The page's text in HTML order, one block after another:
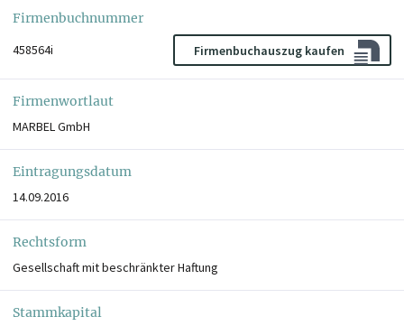
Firmenbuchnummer
458564i
Firmenbuchauszug kaufen
Firmenwortlaut
MARBEL GmbH
Eintragungsdatum
14.09.2016
Rechtsform
Gesellschaft mit beschränkter Haftung
Stammkapital